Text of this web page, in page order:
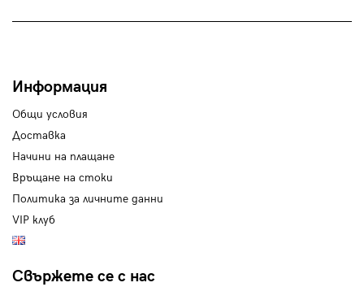
Информация
Общи условия
Доставка
Начини на плащане
Връщане на стоки
Политика за личните данни
VIP клуб
Свържете се с нас